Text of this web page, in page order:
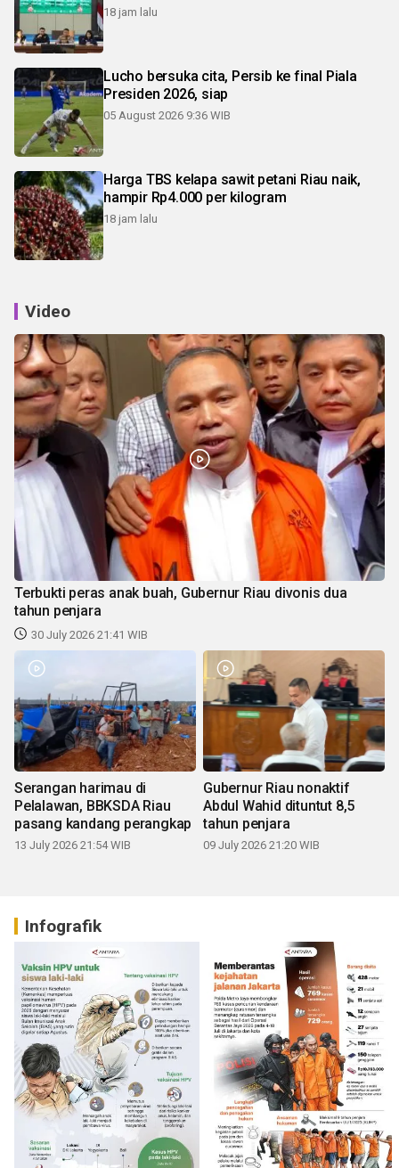
18 jam lalu
Lucho bersuka cita, Persib ke final Piala
Presiden 2026, siap
05 August 2026 9:36 WIB
Harga TBS kelapa sawit petani Riau naik,
hampir Rp4.000 per kilogram
18 jam lalu
Video
Terbukti peras anak buah, Gubernur Riau divonis dua
tahun penjara
30 July 2026 21:41 WIB
Serangan harimau di
Pelalawan, BBKSDA Riau
pasang kandang perangkap
13 July 2026 21:54 WIB
Gubernur Riau nonaktif
Abdul Wahid dituntut 8,5
tahun penjara
09 July 2026 21:20 WIB
Infografik